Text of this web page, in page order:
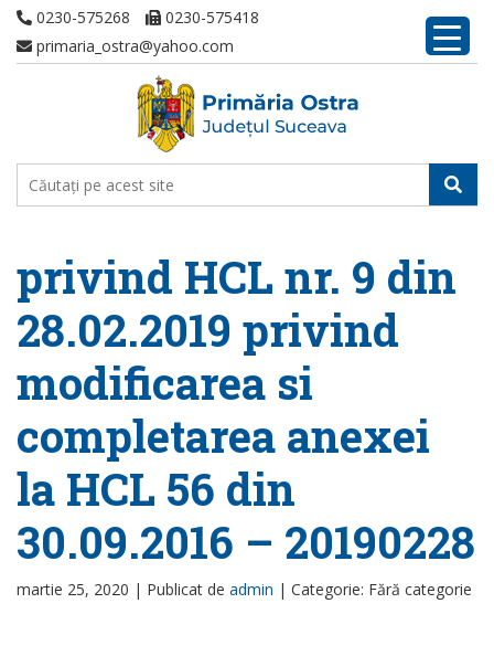
0230-575268
0230-575418
primaria_ostra@yahoo.com
privind HCL nr. 9 din
28.02.2019 privind
modificarea si
completarea anexei
la HCL 56 din
30.09.2016 – 20190228
martie 25, 2020 | Publicat de admin | Categorie: Fără categorie